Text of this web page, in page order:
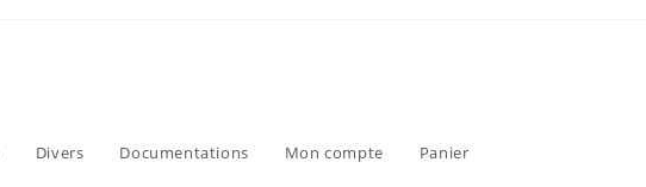
Divers Documentations Mon compte Panier